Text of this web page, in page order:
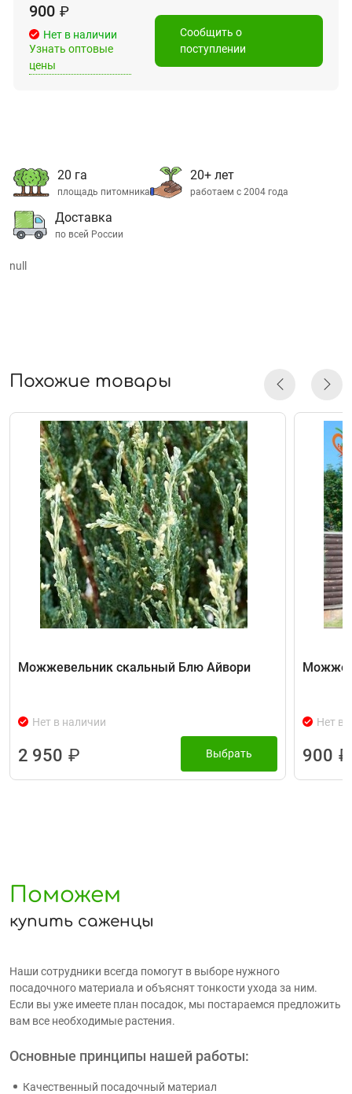
900 ₽
Нет в наличии
Узнать оптовые
цены
Сообщить о
поступлении
20 га
площадь питомника
20+ лет
работаем с 2004 года
Доставка
по всей России
null
Похожие товары
Можжевельник скальный Блю Айвори
Нет в наличии
2 950 ₽ Выбрать
Нет в
900 ₽
Поможем
купить саженцы
Наши сотрудники всегда помогут в выборе нужного
посадочного материала и объяснят тонкости ухода за ним.
Если вы уже имеете план посадок, мы постараемся предложить
вам все необходимые растения.
Основные принципы нашей работы:
Качественный посадочный материал